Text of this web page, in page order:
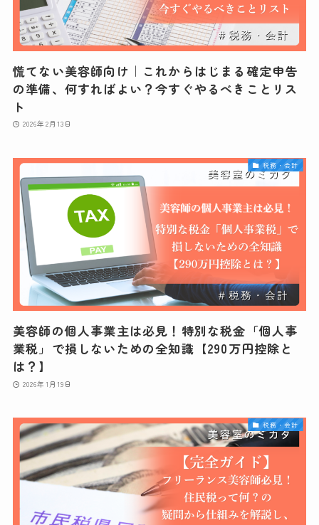
慌てない美容師向け｜これからはじまる確定申告
の準備、何すればよい？今すぐやるべきことリス
ト
2026年2月13日
税務・会計
美容師の個人事業主は必見！特別な税金「個人事
業税」で損しないための全知識【290万円控除と
は？】
2026年1月19日
税務・会計